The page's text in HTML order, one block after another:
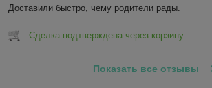
Доставили быстро, чему родители рады.
Сделка подтверждена через корзину
Показать все отзывы